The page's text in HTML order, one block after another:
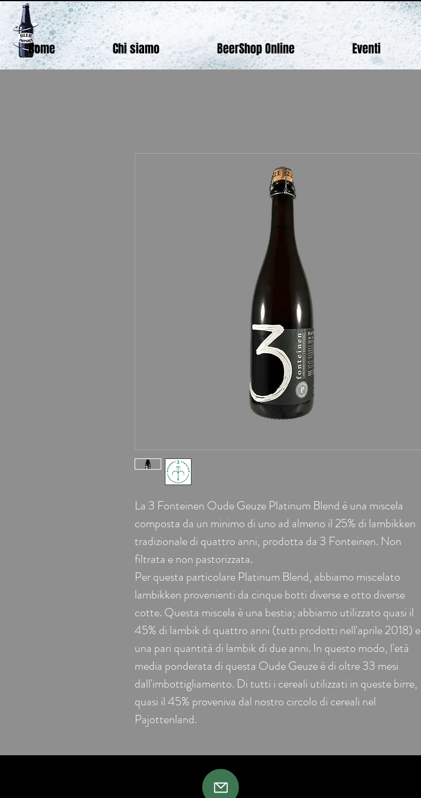
Home Chi siamo BeerShop Online Eventi
La 3 Fonteinen Oude Geuze Platinum Blend è una miscela
composta da un minimo di uno ad almeno il 25% di lambikken
tradizionale di quattro anni, prodotta da 3 Fonteinen. Non
filtrata e non pastorizzata.
Per questa particolare Platinum Blend, abbiamo miscelato
lambikken provenienti da cinque botti diverse e otto diverse
cotte. Questa miscela è una bestia; abbiamo utilizzato quasi il
45% di lambik di quattro anni (tutti prodotti nell'aprile 2018) e
una pari quantità di lambik di due anni. In questo modo, l'età
media ponderata di questa Oude Geuze è di oltre 33 mesi
dall'imbottigliamento. Di tutti i cereali utilizzati in queste birre,
quasi il 45% proveniva dal nostro circolo di cereali nel
Pajottenland.